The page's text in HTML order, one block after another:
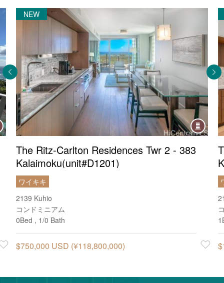
Condo
The Ritz-Carlton Residences Twr 2 - 383
Kalaimoku(unit#D1201)
ワイキキ
2139 Kuhio
コンドミニアム
0Bed , 1/0 Bath
$750,000 USD (¥118,800,000) Favorite